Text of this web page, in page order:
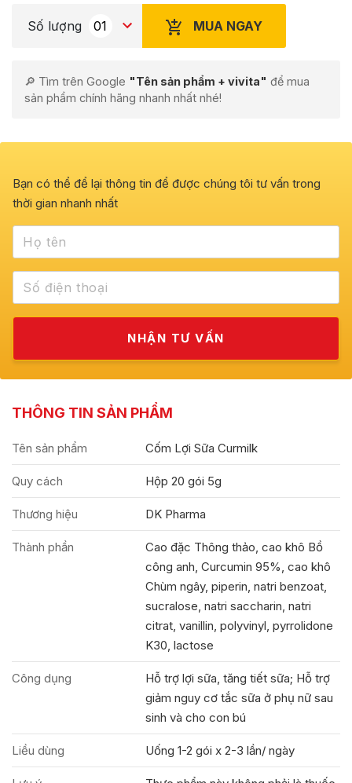
Số lượng MUA NGAY
🔎 Tìm trên Google "Tên sản phẩm + vivita" để mua
sản phẩm chính hãng nhanh nhất nhé!
Bạn có thể để lại thông tin để được chúng tôi tư vấn trong
thời gian nhanh nhất
THÔNG TIN SẢN PHẨM
Tên sản phẩm Cốm Lợi Sữa Curmilk
Quy cách Hộp 20 gói 5g
Thương hiệu DK Pharma
Thành phần
Cao đặc Thông thảo, cao khô Bồ
công anh, Curcumin 95%, cao khô
Chùm ngây, piperin, natri benzoat,
sucralose, natri saccharin, natri
citrat, vanillin, polyvinyl, pyrrolidone
K30, lactose
Công dụng
Hỗ trợ lợi sữa, tăng tiết sữa; Hỗ trợ
giảm nguy cơ tắc sữa ở phụ nữ sau
sinh và cho con bú
Liều dùng Uống 1-2 gói x 2-3 lần/ ngày